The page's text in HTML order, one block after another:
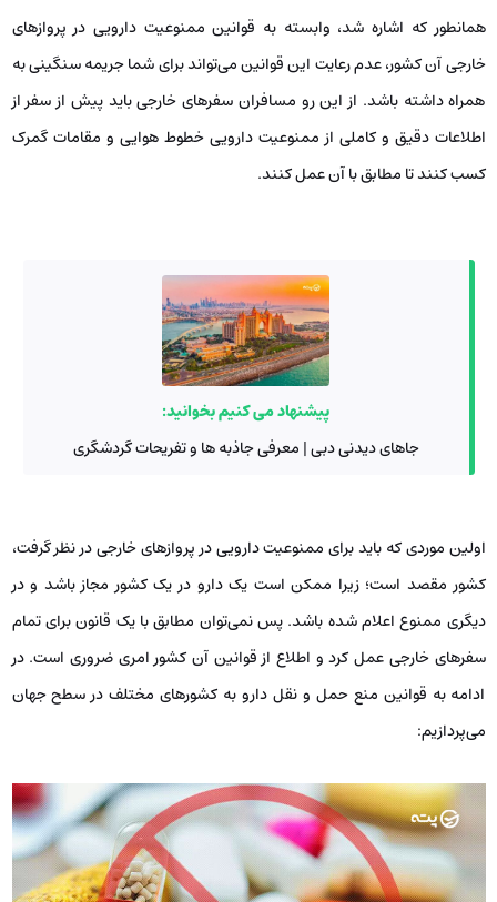
همانطور که اشاره شد، وابسته به قوانین ممنوعیت دارویی در پروازهای
خارجی آن کشور، عدم رعایت این قوانین می‌تواند برای شما جریمه سنگینی به
همراه داشته باشد. از این رو مسافران سفرهای خارجی باید پیش از سفر از
اطلاعات دقیق و کاملی از ممنوعیت دارویی خطوط هوایی و مقامات گمرک
کسب کنند تا مطابق با آن عمل کنند.
پیشنهاد می کنیم بخوانید:
جاهای دیدنی دبی | معرفی جاذبه ها و تفریحات گردشگری
اولین موردی که باید برای ممنوعیت دارویی در پروازهای خارجی در نظر گرفت،
کشور مقصد است؛ زیرا ممکن است یک دارو در یک کشور مجاز باشد و در
دیگری ممنوع اعلام شده باشد. پس نمی‌توان مطابق با یک قانون برای تمام
سفرهای خارجی عمل کرد و اطلاع از قوانین آن کشور امری ضروری است. در
ادامه به قوانین منع حمل و نقل دارو به کشورهای مختلف در سطح جهان
می‌پردازیم: